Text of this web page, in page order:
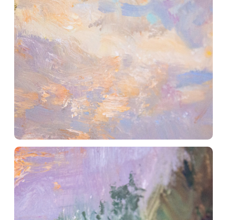
ArtLesochek
Творческая мастерская Кати и Игоря
© 2023. Все материалы на сайте
принадлежат правообладателю
Наши работы
Обучение
Доставка и оплата
Политика конфидециальности
Telegram
YouTube
Boosty
Vkontakte